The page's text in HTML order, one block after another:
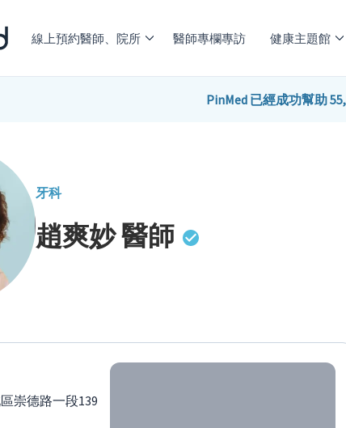
線上預約醫師、院所 醫師專欄專訪 健康主題館
PinMed 已經成功幫助
牙科
趙爽妙醫師
崇德路一段139